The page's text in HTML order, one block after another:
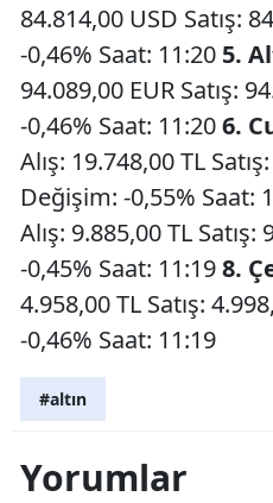
84.814,00 USD Satış:
-0,46% Saat: 11:20 5.
94.089,00 EUR Satış:
-0,46% Saat: 11:206.
Alış: 19.748,00 TL
Değişim: -0,55% Saat:
Alış: 9.885,00 TL
-0,45% Saat: 11:198.
4.958,00 TL Satış:
-0,46% Saat: 11:19
#altın
Yorumlar